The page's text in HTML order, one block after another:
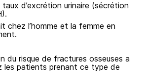
d’excrétion urinaire (sécrétion
chez l’homme et la femme en
du risque de fractures osseuses a
les patients prenant ce type de